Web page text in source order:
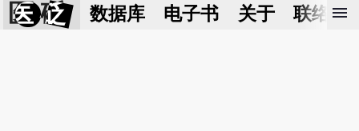
医 砭 数据库 电子书 关于 联络我
menu